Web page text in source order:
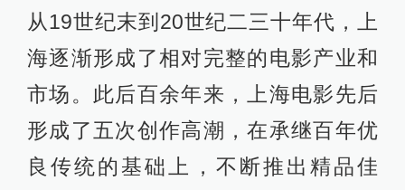
从19世纪末到20世纪二三十年代，上
海逐渐形成了相对完整的电影产业和
市场。此后百余年来，上海电影先后
形成了五次创作高潮，在承继百年优
良传统的基础上，不断推出精品佳